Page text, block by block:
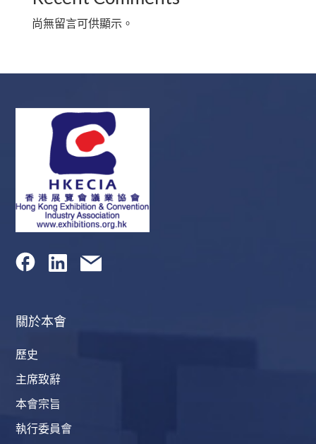
尚無留言可供顯示。
關於本會
歷史
主席致辭
本會宗旨
執行委員會